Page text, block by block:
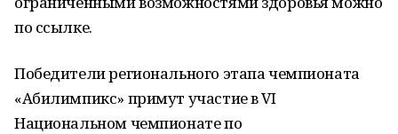
по ссылке.
Победители регионального этапа чемпионата
«Абилимпикс» примут участие в VI
Национальном чемпионате по